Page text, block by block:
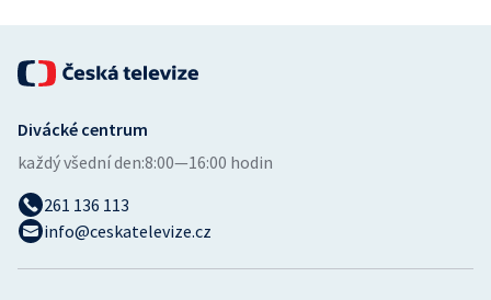
Divácké centrum
každý všední den:8:00—16:00 hodin
261 136 113
info@ceskatelevize.cz